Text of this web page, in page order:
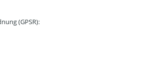
(GPSR):